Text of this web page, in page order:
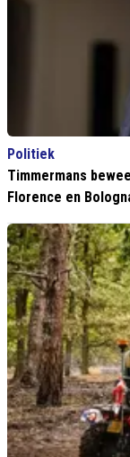
Politiek
Timmermans
Florence en